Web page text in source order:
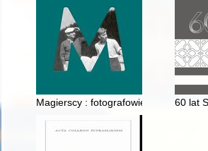
Magierscy : fotografowie z Lublina :
60 lat